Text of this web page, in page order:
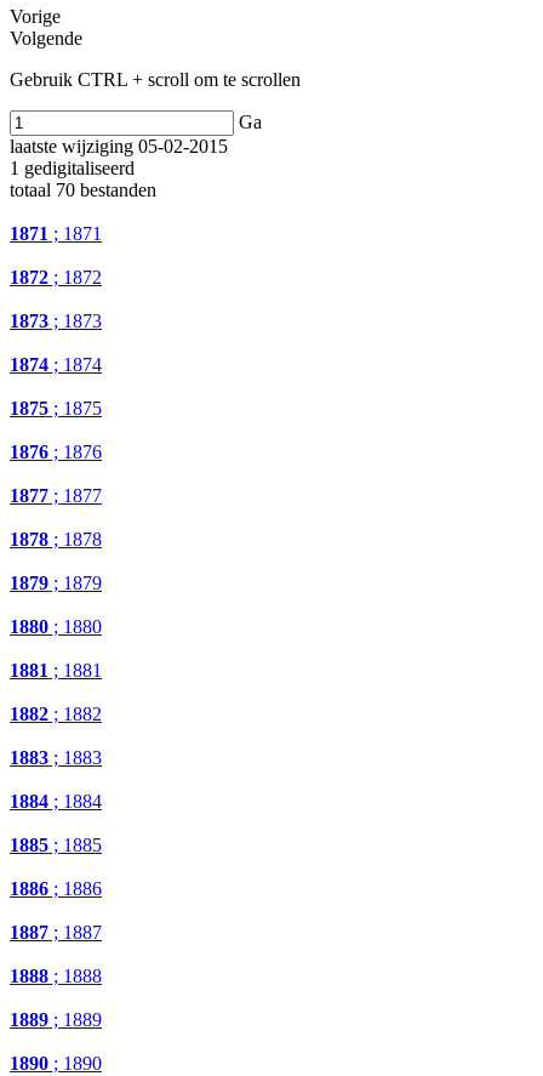
Vorige
Volgende
Gebruik CTRL + scroll om te scrollen
Ga
laatste wijziging 05-02-2015
1 gedigitaliseerd
totaal 70 bestanden
1871 ; 1871
1872 ; 1872
1873 ; 1873
1874 ; 1874
1875 ; 1875
1876 ; 1876
1877 ; 1877
1878 ; 1878
1879 ; 1879
1880 ; 1880
1881 ; 1881
1882 ; 1882
1883 ; 1883
1884 ; 1884
1885 ; 1885
1886 ; 1886
1887 ; 1887
1888 ; 1888
1889 ; 1889
1890 ; 1890